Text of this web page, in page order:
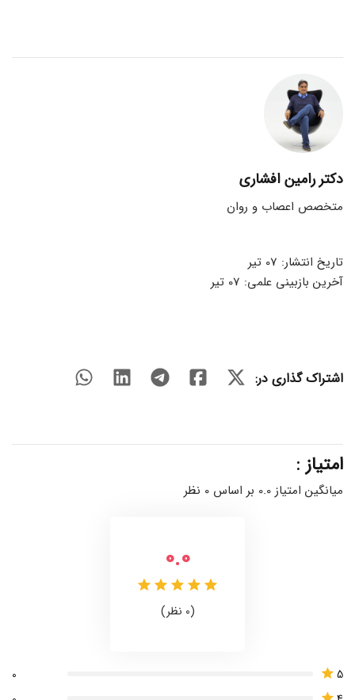
دکتر رامین افشاری
متخصص اعصاب و روان
تاریخ انتشار: 07 تیر
آخرین بازبینی علمی: 07 تیر
اشتراک گذاری در:
امتیاز :
میانگین امتیاز 0.0 بر اساس 0 نظر
0.0
(0 نظر)
5
0